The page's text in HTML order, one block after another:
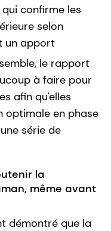
confirme les
selon
un apport
le rapport
à faire pour
afin qu'elles
optimale en phase
série de
la
même avant
démontré que la